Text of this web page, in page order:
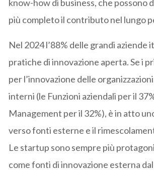
know-how di business, che possono
più completo il contributo nel lungo
Nel 2024 l’88% delle grandi aziende
pratiche di innovazione aperta. Se i
per l’innovazione delle
interni (le Funzioni aziendali per il
Management per il 32%), è in atto
verso fonti esterne e il
Le startup sono sempre più
come fonti di innovazione esterna